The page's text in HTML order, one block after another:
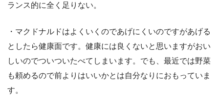
ランス的に全く足りない。
・マクドナルドはよくいくのであげにくいのですがあげる
としたら健康面です。健康には良くないと思いますがおい
しいのでついついたべてしまいます。でも、最近では野菜
も頼めるので前よりはいいかとは自分なりにおもっていま
す。